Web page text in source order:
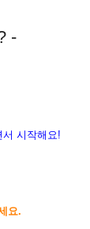
-
서 시작해요!
요.